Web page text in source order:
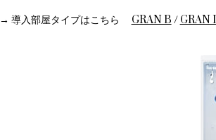
→ 導入部屋タイプはこちら GRAN B / GRAN